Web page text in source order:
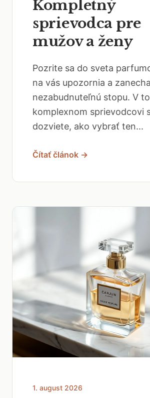
Kompletný
sprievodca pre
mužov a ženy
Pozrite sa do sveta
na vás upozornia a
nezabudnuteľnú stopu. V
komplexnom sprievodcovi
dozviete, ako vybrať ten...
Čítať článok →
1. august 2026